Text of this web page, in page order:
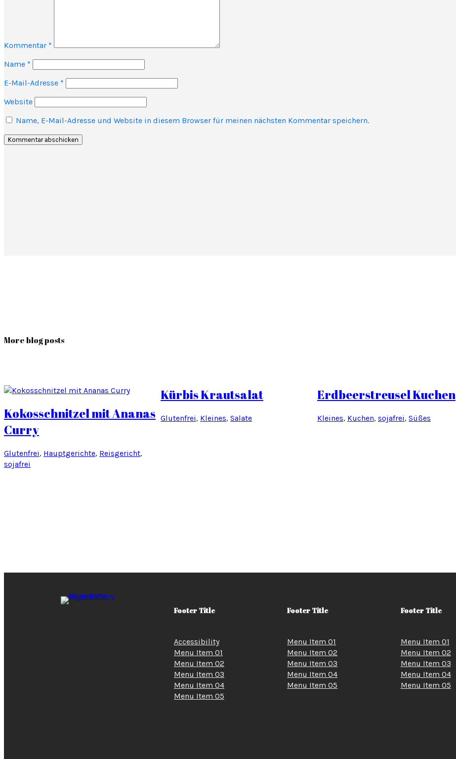
Kommentar *
Name *
E-Mail-Adresse *
Website
Name, E-Mail-Adresse und Website in diesem Browser für meinen nächsten Kommentar speichern.
More blog posts
Kokosschnitzel mit Ananas
Curry
Glutenfrei, Hauptgerichte, Reisgericht
sojafrei
Kürbis Krautsalat
Glutenfrei, Kleines, Salate
Erdbeerstreusel Kuchen
Kleines, Kuchen, sojafrei, Süßes
Footer Title
Accessibility
Menu Item 01
Menu Item 02
Menu Item 03
Menu Item 04
Menu Item 05
Footer Title
Menu Item 01
Menu Item 02
Menu Item 03
Menu Item 04
Menu Item 05
Footer Title
Menu Item 01
Menu Item 02
Menu Item 03
Menu Item 04
Menu Item 05